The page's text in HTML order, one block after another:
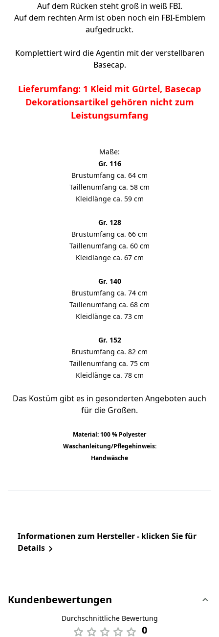
Auf dem Rücken steht groß in weiß FBI.
Auf dem rechten Arm ist oben noch ein FBI-Emblem
aufgedruckt.
Komplettiert wird die Agentin mit der verstellbaren
Basecap.
Lieferumfang: 1 Kleid mit Gürtel, Basecap
Dekorationsartikel gehören nicht zum
Leistungsumfang
Maße:
Gr. 116
Brustumfang ca. 64 cm
Taillenumfang ca. 58 cm
Kleidlänge ca. 59 cm
Gr. 128
Brustumfang ca. 66 cm
Taillenumfang ca. 60 cm
Kleidlänge ca. 67 cm
Gr. 140
Brustumfang ca. 74 cm
Taillenumfang ca. 68 cm
Kleidlänge ca. 73 cm
Gr. 152
Brustumfang ca. 82 cm
Taillenumfang ca. 75 cm
Kleidlänge ca. 78 cm
Das Kostüm gibt es in gesonderten Angeboten auch
für die Großen.
Material: 100 % Polyester
Waschanleitung/Pflegehinweis:
Handwäsche
Informationen zum Hersteller - klicken Sie für
Details
Kundenbewertungen
Durchschnittliche Bewertung
0